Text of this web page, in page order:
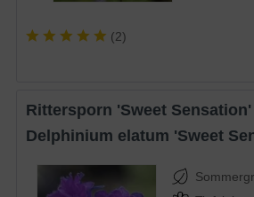
(2)
Rittersporn 'Sweet Sensation'
Delphinium elatum 'Sweet